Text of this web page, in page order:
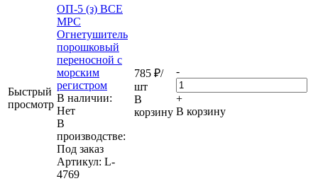
Быстрый
просмотр
ОП-5 (з) ВСЕ
МРС
Огнетушитель
порошковый
переносной с
морским
регистром
В наличии:
Нет
В
производстве:
Под заказ
Артикул: L-
4769
785 ₽/
шт
В
корзину
-
+
В корзину